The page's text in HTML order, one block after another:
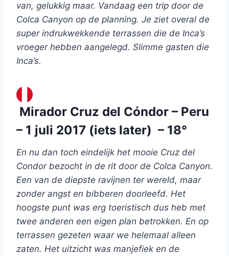
van, gelukkig maar. Vandaag een trip door de
Colca Canyon op de planning. Je ziet overal de
super indrukwekkende terrassen die de Inca’s
vroeger hebben aangelegd. Slimme gasten die
Inca’s.
Mirador Cruz del Cóndor – Peru
– 1 juli 2017 (iets later) – 18°
En nu dan toch eindelijk het mooie Cruz del
Condor bezocht in de rit door de Colca Canyon.
Een van de diepste ravijnen ter wereld, maar
zonder angst en bibberen doorleefd. Het
hoogste punt was erg toeristisch dus heb met
twee anderen een eigen plan betrokken. En op
terrassen gezeten waar we helemaal alleen
zaten. Het uitzicht was manjefiek en de